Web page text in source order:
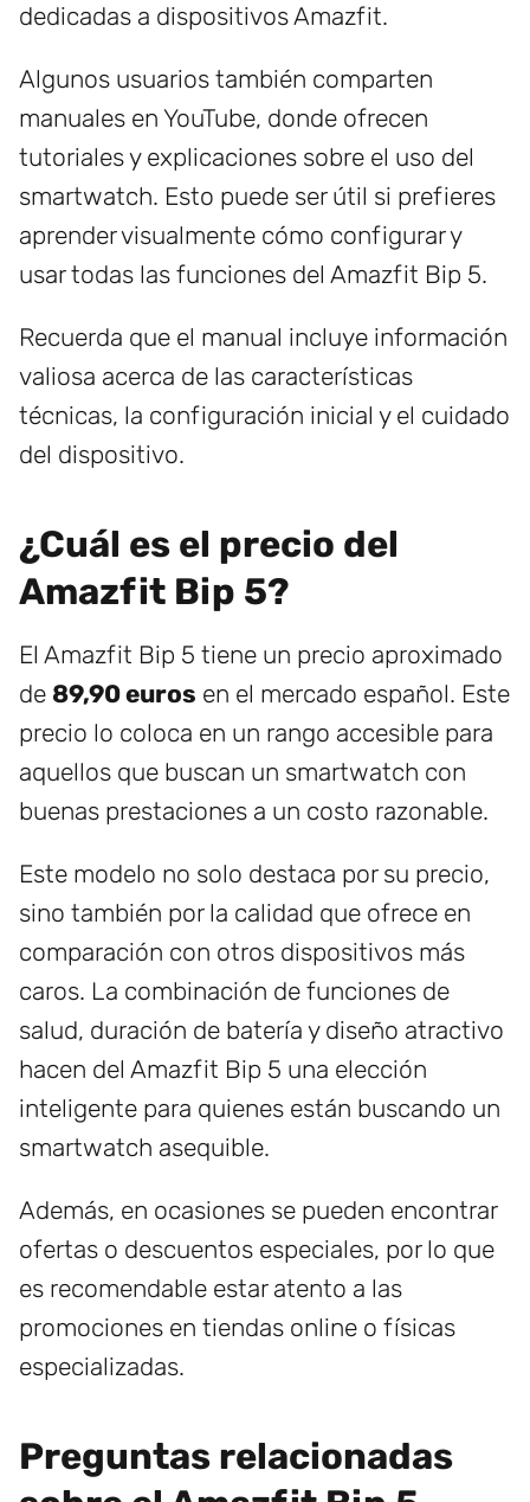
dedicadas a dispositivos Amazfit.
Algunos usuarios también comparten
manuales en YouTube, donde ofrecen
tutoriales y explicaciones sobre el uso del
smartwatch. Esto puede ser útil si prefieres
aprender visualmente cómo configurar y
usar todas las funciones del Amazfit Bip 5.
Recuerda que el manual incluye información
valiosa acerca de las características
técnicas, la configuración inicial y el cuidado
del dispositivo.
¿Cuál es el precio del
Amazfit Bip 5?
El Amazfit Bip 5 tiene un precio aproximado
de 89,90 euros en el mercado español. Este
precio lo coloca en un rango accesible para
aquellos que buscan un smartwatch con
buenas prestaciones a un costo razonable.
Este modelo no solo destaca por su precio,
sino también por la calidad que ofrece en
comparación con otros dispositivos más
caros. La combinación de funciones de
salud, duración de batería y diseño atractivo
hacen del Amazfit Bip 5 una elección
inteligente para quienes están buscando un
smartwatch asequible.
Además, en ocasiones se pueden encontrar
ofertas o descuentos especiales, por lo que
es recomendable estar atento a las
promociones en tiendas online o físicas
especializadas.
Preguntas relacionadas